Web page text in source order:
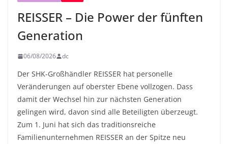
REISSER – Die Power der fünften
Generation
06/08/2026 dc
Der SHK-Großhändler REISSER hat personelle
Veränderungen auf oberster Ebene vollzogen. Dass
damit der Wechsel hin zur nächsten Generation
gelingen wird, davon sind alle Beteiligten überzeugt.
Zum 1. Juni hat sich das traditionsreiche
Familienunternehmen REISSER an der Spitze neu